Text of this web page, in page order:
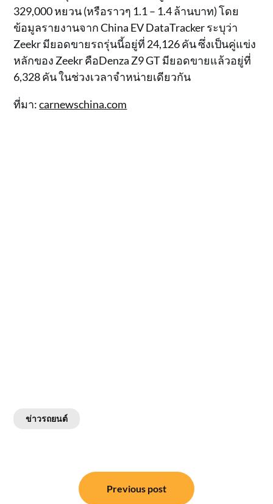
329,000 หยวน (หรือราวๆ 1.1 – 1.4 ล้านบาท) โดย
ข้อมูลรายงานจาก China EV DataTracker ระบุว่า
Zeekr มียอดขายรถรุ่นนี้อยู่ที่ 24,126 คัน ซึ่งเป็นคู่แข่ง
หลักของ Zeekr คือDenza Z9 GT มียอดขายแล้วอยู่ที่
6,328 คัน ในช่วงเวลาจำหน่ายเดียวกัน
ที่มา:carnewschina.com
ข่าวรถยนต์
Previous post